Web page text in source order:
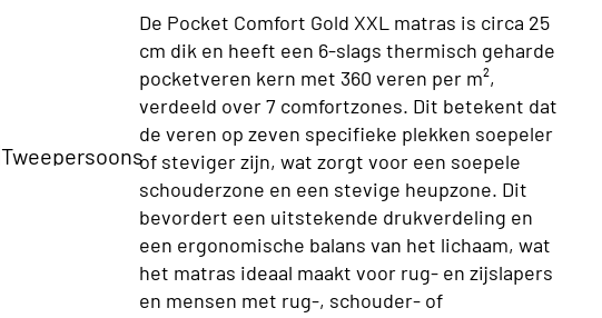
Tweepersoons
De Pocket Comfort Gold XXL matras is circa 25
cm dik en heeft een 6-slags thermisch geharde
pocketveren kern met 360 veren per m²,
verdeeld over 7 comfortzones. Dit betekent dat
de veren op zeven specifieke plekken soepeler
of steviger zijn, wat zorgt voor een soepele
schouderzone en een stevige heupzone. Dit
bevordert een uitstekende drukverdeling en
een ergonomische balans van het lichaam, wat
het matras ideaal maakt voor rug- en zijslapers
en mensen met rug-, schouder- of